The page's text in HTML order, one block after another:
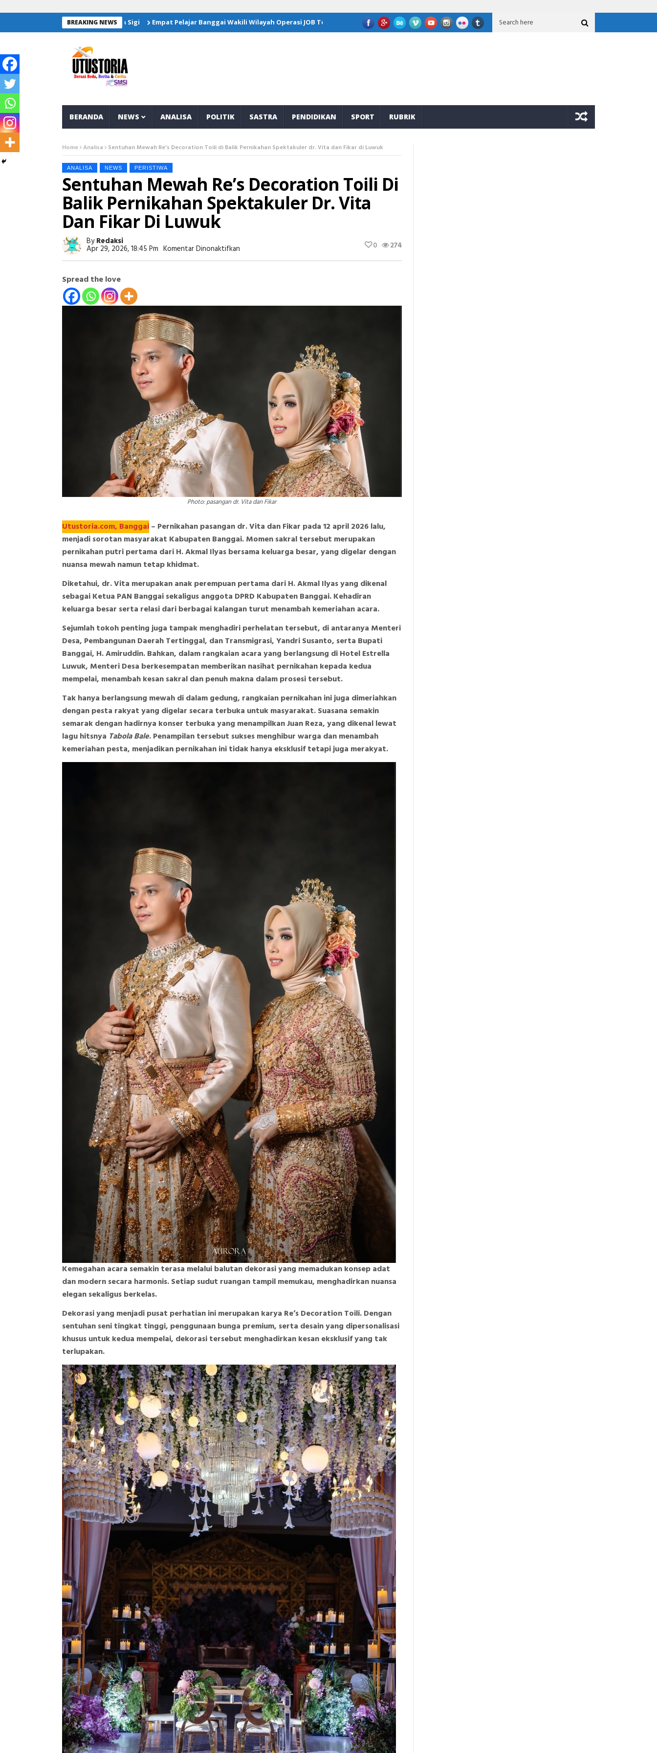
BREAKING NEWSEmpat Pelajar Banggai Wakili Wilayah Operasi JOB Tomori di Program Kepemimpinan Nasional GFLN 2026 JOB Tomori Salurkan Bantuan Untuk Korban Gempa Sigi
BERANDA NEWS ANALISA POLITIK SASTRA PENDIDIKAN SPORT RUBRIK
Home Analisa Sentuhan Mewah Re’s Decoration Toili di Balik Pernikahan Spektakuler dr. Vita dan Fikar di Luwuk
ANALISA NEWS PERISTIWA
Sentuhan Mewah Re’s Decoration Toili Di
Balik Pernikahan Spektakuler Dr. Vita
Dan Fikar Di Luwuk
ByRedaksi
Apr 29, 2026, 18:45 Pm Komentar Dinonaktifkan
Mewah
Balik
274
0
Spread the love
Photo: pasangan dr. Vita dan Fikar
Utustoria.com, Banggai– Pernikahan pasangan dr. Vita dan Fikar pada 12 april 2026 lalu,
menjadi sorotan masyarakat Kabupaten Banggai. Momen sakral tersebut merupakan
pernikahan putri pertama dari H. Akmal Ilyas bersama keluarga besar, yang digelar dengan
nuansa mewah namun tetap khidmat.
Diketahui, dr. Vita merupakan anak perempuan pertama dari H. Akmal Ilyas yang dikenal
sebagai Ketua PAN Banggai sekaligus anggota DPRD Kabupaten Banggai. Kehadiran
keluarga besar serta relasi dari berbagai kalangan turut menambah kemeriahan acara.
Sejumlah tokoh penting juga tampak menghadiri perhelatan tersebut, di antaranya Menteri
Desa, Pembangunan Daerah Tertinggal, dan Transmigrasi, Yandri Susanto, serta Bupati
Banggai, H. Amiruddin. Bahkan, dalam rangkaian acara yang berlangsung di Hotel Estrella
Luwuk, Menteri Desa berkesempatan memberikan nasihat pernikahan kepada kedua
mempelai, menambah kesan sakral dan penuh makna dalam prosesi tersebut.
Tak hanya berlangsung mewah di dalam gedung, rangkaian pernikahan ini juga dimeriahkan
dengan pesta rakyat yang digelar secara terbuka untuk masyarakat. Suasana semakin
semarak dengan hadirnya konser terbuka yang menampilkan Juan Reza, yang dikenal lewat
lagu hitsnya Tabola Bale. Penampilan tersebut sukses menghibur warga dan menambah
kemeriahan pesta, menjadikan pernikahan ini tidak hanya eksklusif tetapi juga merakyat.
Kemegahan acara semakin terasa melalui balutan dekorasi yang memadukan konsep adat
dan modern secara harmonis. Setiap sudut ruangan tampil memukau, menghadirkan nuansa
elegan sekaligus berkelas.
Dekorasi yang menjadi pusat perhatian ini merupakan karya Re’s Decoration Toili. Dengan
sentuhan seni tingkat tinggi, penggunaan bunga premium, serta desain yang dipersonalisasi
khusus untuk kedua mempelai, dekorasi tersebut menghadirkan kesan eksklusif yang tak
terlupakan.